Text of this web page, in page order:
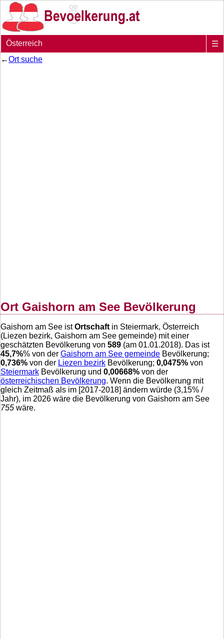
Österreich
☰
←Ort suche
Ort Gaishorn am See Bevölkerung
Gaishorn am See istOrtschaft in Steiermark, Österreich
(Liezen bezirk, Gaishorn am See gemeinde) mit einer
geschätzten Bevölkerung von 589 (am 01.01.2018). Das ist
45,7%% von der Gaishorn am See gemeinde Bevölkerung;
0,736% von der Liezen bezirk Bevölkerung; 0,0475% von
Steiermark Bevölkerung und 0,00668% von der
österreichischen Bevölkerung. Wenn die Bevölkerung mit
gleich Zeitmaß als im [2017-2018] ändern würde (3,15% /
Jahr), im 2026 wäre die Bevölkerung von Gaishorn am See
755 wäre.